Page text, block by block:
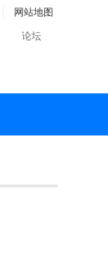
网站地图
论坛